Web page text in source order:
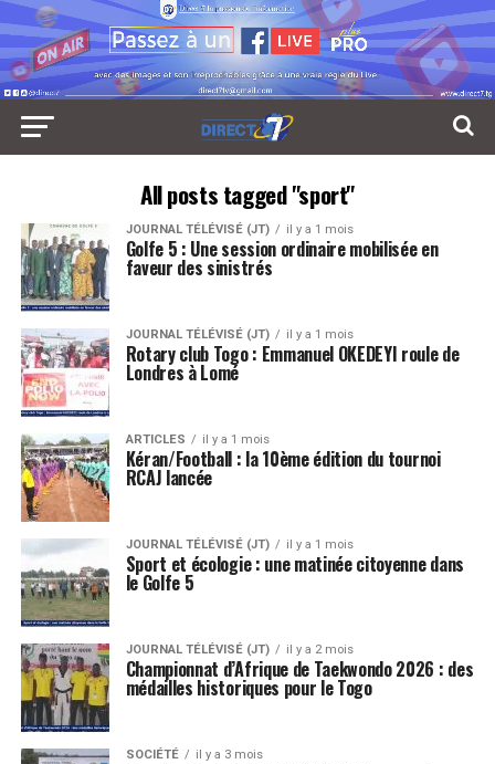
All posts tagged "sport"
JOURNAL TÉLÉVISÉ (JT) il y a 1 mois
Golfe 5 : Une session ordinaire mobilisée en
faveur des sinistrés
JOURNAL TÉLÉVISÉ (JT) il y a 1 mois
Rotary club Togo : Emmanuel OKEDEYI roule de
Londres à Lomé
ARTICLES il y a 1 mois
Kéran/Football : la 10ème édition du tournoi
RCAJ lancée
JOURNAL TÉLÉVISÉ (JT) il y a 1 mois
Sport et écologie : une matinée citoyenne dans
le Golfe 5
JOURNAL TÉLÉVISÉ (JT) il y a 2 mois
Championnat d’Afrique de Taekwondo 2026 : des
médailles historiques pour le Togo
SOCIÉTÉ il y a 3 mois